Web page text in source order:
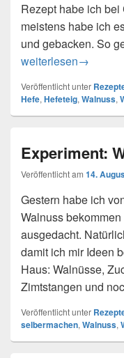
Rezept habe ich
meistens habe ich
und gebacken. So
Apfelkuchen – Hefe
weiterlesen→
Veröffentlicht unter
Hefe, Hefeteig, Walnuss,
Experiment:
Veröffentlicht am 14.
Gestern habe ich
Walnuss
ausgedacht.
damit ich mir Ideen
Haus: Walnüsse,
Zimtstangen und
Veröffentlicht unter
selbermachen, Walnuss,